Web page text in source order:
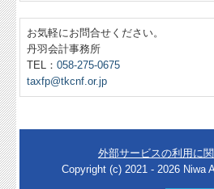
お気軽にお問合せください。
丹羽会計事務所
TEL：058-275-0675
taxfp@tkcnf.or.jp
外部サービスの利用に
Copyright (c) 2021 - 2026 Niwa